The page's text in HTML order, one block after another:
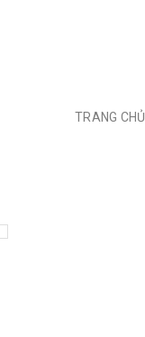
TRANG CHỦ